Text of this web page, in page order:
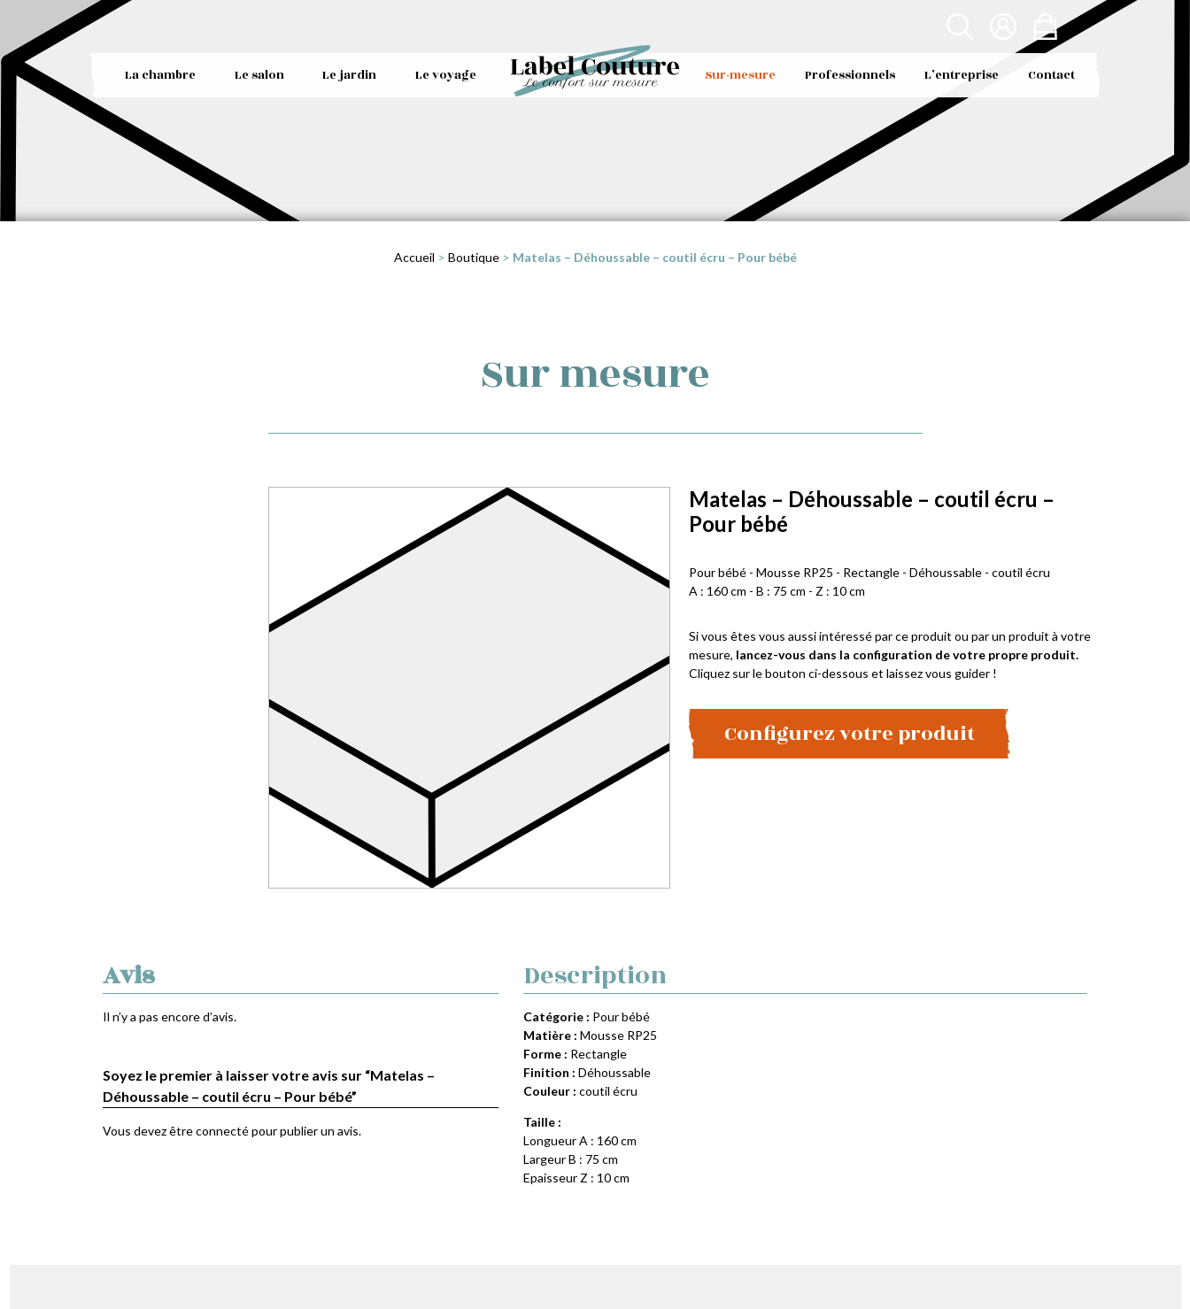
La chambre Le salon Le jardin Le voyage Sur-mesure Professionnels L’entreprise Contact
Accueil > Boutique> Matelas – Déhoussable – coutil écru – Pour bébé
Sur mesure
Matelas – Déhoussable – coutil écru –
Pour bébé
Pour bébé - Mousse RP25 - Rectangle - Déhoussable - coutil écru
A : 160 cm - B : 75 cm - Z : 10 cm
Si vous êtes vous aussi intéressé par ce produit ou par un produit à votre
mesure, lancez-vous dans la configuration de votre propre produit.
Cliquez sur le bouton ci-dessous et laissez vous guider !
Configurez votre produit
Avis
Il n’y a pas encore d’avis.
Soyez le premier à laisser votre avis sur “Matelas –
Déhoussable – coutil écru – Pour bébé”
Vous devez êtreconnectépour publier un avis.
Description
Catégorie : Pour bébé
Matière : Mousse RP25
Forme : Rectangle
Finition : Déhoussable
Couleur : coutil écru
Taille :
Longueur A : 160 cm
Largeur B : 75 cm
Epaisseur Z : 10 cm